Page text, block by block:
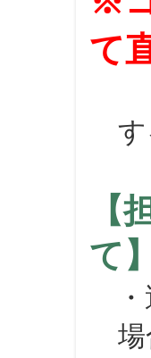
て
（
【
て】
・
場